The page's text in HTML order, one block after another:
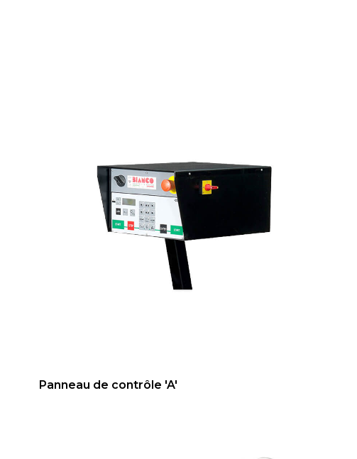
Panneau de contrôle 'A'